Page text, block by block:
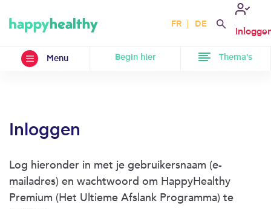
FR DE
Menu Begin hier Thema's
Inloggen
Log hieronder in met je gebruikersnaam (e-
mailadres) en wachtwoord om HappyHealthy
Premium (Het Ultieme Afslank Programma) te